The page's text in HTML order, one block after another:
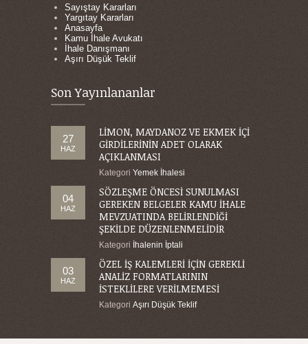
Sayıştay Kararları
Yargıtay Kararları
Anasayfa
Kamu İhale Avukatı
İhale Danışmanı
Aşırı Düşük Teklif
Son Yayınlananlar
27
HAZ
LİMON, MAYDANOZ VE EKMEK İÇİ
GİRDİLERİNİN ADET OLARAK
AÇIKLANMASI
Kategori Yemek İhalesi
04
HAZ
SÖZLEŞME ÖNCESİ SUNULMASI
GEREKEN BELGELER KAMU İHALE
MEVZUATINDA BELİRLENDİĞİ
ŞEKİLDE DÜZENLENMELİDİR
Kategori İhalenin İptali
03
HAZ
ÖZEL İŞ KALEMLERİ İÇİN GEREKLİ
ANALİZ FORMATLARININ
İSTEKLİLERE VERİLMEMESİ
Kategori Aşırı Düşük Teklif